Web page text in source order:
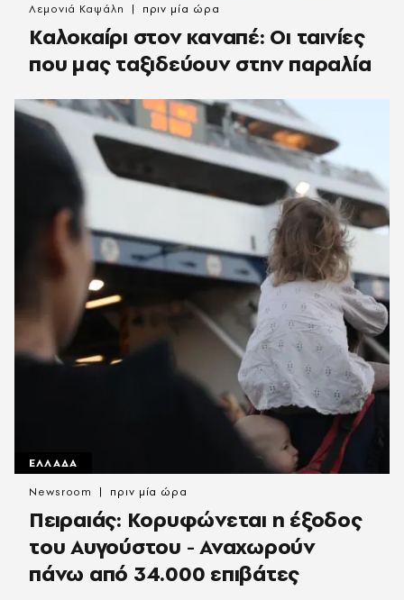
Καλοκαίρι στον καναπέ: Οι ταινίες
που μας ταξιδεύουν στην παραλία
Λεμονιά Καψάλη πριν μία ώρα
ΕΛΛΑΔΑ
Πειραιάς: Κορυφώνεται η έξοδος
του Αυγούστου - Αναχωρούν
πάνω από 34.000 επιβάτες
Newsroom πριν μία ώρα